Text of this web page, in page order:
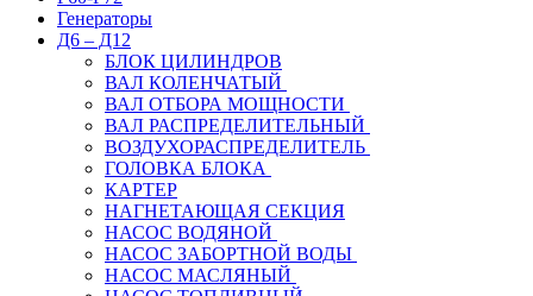
Генераторы
Д6 – Д12
БЛОК ЦИЛИНДРОВ
ВАЛ КОЛЕНЧАТЫЙ
ВАЛ ОТБОРА МОЩНОСТИ
ВАЛ РАСПРЕДЕЛИТЕЛЬНЫЙ
ВОЗДУХОРАСПРЕДЕЛИТЕЛЬ
ГОЛОВКА БЛОКА
КАРТЕР
НАГНЕТАЮЩАЯ СЕКЦИЯ
НАСОС ВОДЯНОЙ
НАСОС ЗАБОРТНОЙ ВОДЫ
НАСОС МАСЛЯНЫЙ